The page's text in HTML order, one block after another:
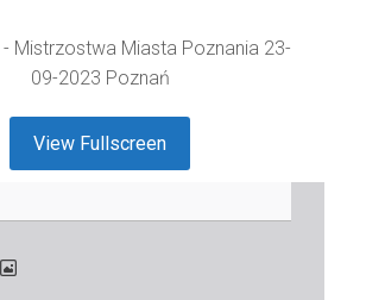
- Mistrzostwa Miasta Poznania 23-
09-2023 Poznań
View Fullscreen